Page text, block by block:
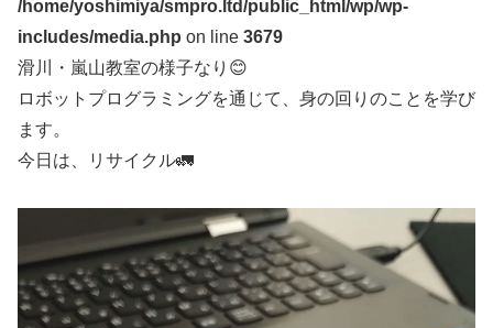
/home/yoshimiya/smpro.ltd/public_html/wp/wp-
includes/media.php on line 3679
滑川・嵐山教室の様子なり😊
ロボットプログラミングを通じて、身の回りのことを学び
ます。
今日は、リサイクル🚛
プ
レ